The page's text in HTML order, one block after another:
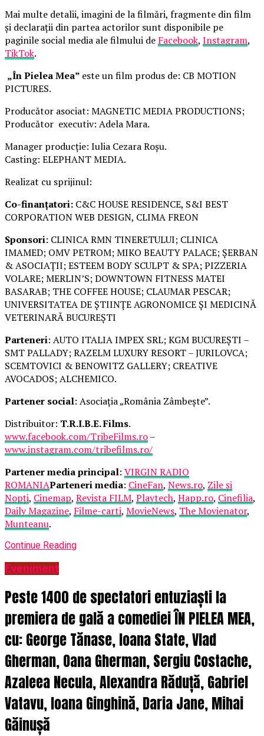
Mai multe detalii, imagini de la filmări, fragmente din film
și declarații din partea actorilor sunt disponibile pe
paginile social media ale filmului de Facebook, Instagram,
TikTok.
„În Pielea Mea” este un film produs de: CB MOTION
PICTURES.
Producător asociat: MAGNETIC MEDIA PRODUCTIONS;
Producător executiv: Adela Mara.
Manager producție: Iulia Cezara Roșu.
Casting: ELEPHANT MEDIA.
Realizat cu sprijinul:
Co-finanțatori: C&C HOUSE RESIDENCE, S&I BEST
CORPORATION WEB DESIGN, CLIMA FREON
Sponsori: CLINICA RMN TINERETULUI; CLINICA
IMAMED; OMV PETROM; MIKO BEAUTY PALACE; ȘERBAN
& ASOCIAȚII; ESTEEM BODY SCULPT & SPA; PIZZERIA
VOLARE; MERLIN’S; DOWNTOWN FITNESS MATEI
BASARAB; THE COFFEE HOUSE; CLAUMAR PESCAR;
UNIVERSITATEA DE ȘTIINȚE AGRONOMICE ȘI MEDICINĂ
VETERINARĂ BUCUREȘTI
Parteneri: AUTO ITALIA IMPEX SRL; KGM BUCUREȘTI –
SMT PALLADY; RAZELM LUXURY RESORT – JURILOVCA;
SCEMTOVICI & BENOWITZ GALLERY; CREATIVE
AVOCADOS; ALCHEMICO.
Partener social: Asociația „România Zâmbește”.
Distribuitor: T.R.I.B.E. Films.
www.facebook.com/TribeFilms.ro–
www.instagram.com/tribefilms.ro/
Partener media principal: VIRGIN RADIO
ROMANIAParteneri media: CineFan, News.ro, Zile și
Nopți, Cinemap, Revista FILM, Playtech, Happ.ro, Cinefilia,
Daily Magazine, Filme-carti, MovieNews, The Movienator,
Munteanu.
Continue Reading
Eveniment
Peste 1400 de spectatori entuziaști la
premiera de gală a comediei ÎN PIELEA MEA,
cu: George Tănase, Ioana State, Vlad
Gherman, Oana Gherman, Sergiu Costache,
Azaleea Necula, Alexandra Răduță, Gabriel
Vatavu, Ioana Ginghină, Daria Jane, Mihai
Găinușă